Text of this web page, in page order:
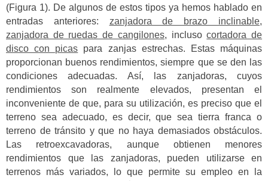
(Figura 1). De algunos de estos tipos ya hemos hablado en
entradas anteriores: zanjadora de brazo inclinable,
zanjadora de ruedas de cangilones, inclusocortadora de
disco con picas para zanjas estrechas. Estas máquinas
proporcionan buenos rendimientos, siempre que se den las
condiciones adecuadas. Así, las zanjadoras, cuyos
rendimientos son realmente elevados, presentan el
inconveniente de que, para su utilización, es preciso que el
terreno sea adecuado, es decir, que sea tierra franca o
terreno de tránsito y que no haya demasiados obstáculos.
Las retroexcavadoras, aunque obtienen menores
rendimientos que las zanjadoras, pueden utilizarse en
terrenos más variados, lo que permite su empleo en la